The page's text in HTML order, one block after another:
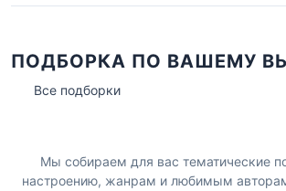
ПОДБОРКА ПО ВАШЕМУ
Все подборки
Мы собираем для вас тематические
настроению, жанрам и любимым